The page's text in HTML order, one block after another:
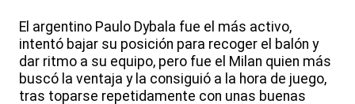
El argentino Paulo Dybala fue el más activo,
intentó bajar su posición para recoger el balón y
dar ritmo a su equipo, pero fue el Milan quien más
buscó la ventaja y la consiguió a la hora de juego,
tras toparse repetidamente con unas buenas